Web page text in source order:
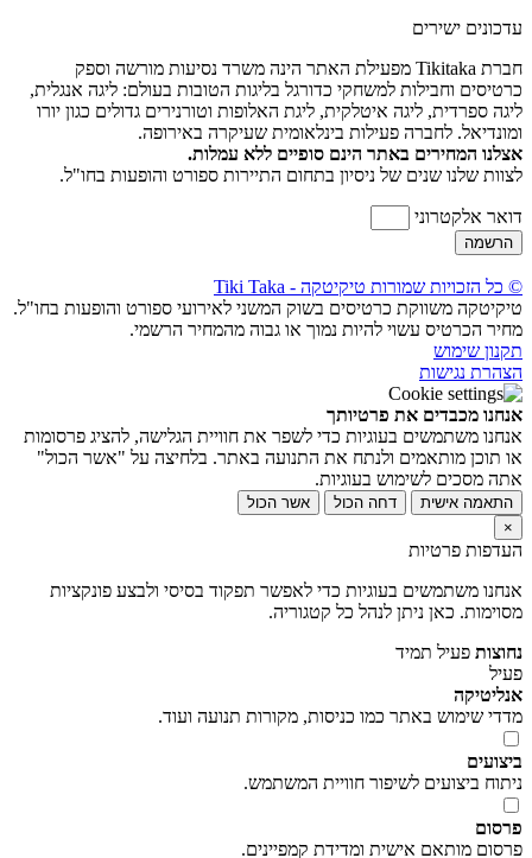
עדכונים ישירים
חברת Tikitaka מפעילת האתר הינה משרד נסיעות מורשה וספק
כרטיסים וחבילות למשחקי כדורגל בליגות הטובות בעולם: ליגה אנגלית,
ליגה ספרדית, ליגה איטלקית, ליגת האלופות וטורנירים גדולים כגון יורו
ומונדיאל. לחברה פעילות בינלאומית שעיקרה באירופה.
אצלנו המחירים באתר הינם סופיים ללא עמלות.
לצוות שלנו שנים של ניסיון בתחום התיירות ספורט והופעות בחו"ל.
דואר אלקטרוני
הרשמה
© כל הזכויות שמורות טיקיטקה - Tiki Taka
טיקיטקה משווקת כרטיסים בשוק המשני לאירועי ספורט והופעות בחו"ל.
מחיר הכרטיס עשוי להיות נמוך או גבוה מהמחיר הרשמי.
תקנון שימוש
הצהרת נגישות
אנחנו מכבדים את פרטיותך
אנחנו משתמשים בעוגיות כדי לשפר את חוויית הגלישה, להציג פרסומות
או תוכן מותאמים ולנתח את התנועה באתר. בלחיצה על "אשר הכול"
אתה מסכים לשימוש בעוגיות.
התאמה אישית דחה הכול
אשר הכול
×
העדפות פרטיות
אנחנו משתמשים בעוגיות כדי לאפשר תפקוד בסיסי ולבצע פונקציות
מסוימות. כאן ניתן לנהל כל קטגוריה.
נחוצות פעיל תמיד
פעיל
אנליטיקה
מדדי שימוש באתר כמו כניסות, מקורות תנועה ועוד.
ביצועים
ניתוח ביצועים לשיפור חוויית המשתמש.
פרסום
פרסום מותאם אישית ומדידת קמפיינים.